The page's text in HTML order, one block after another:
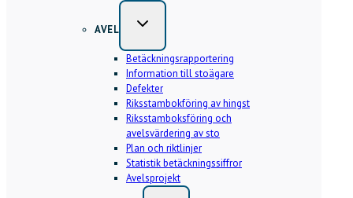
AVEL
Betäckningsrapportering
Information till stoägare
Defekter
Riksstambokföring av hingst
Riksstamboksföring och
avelsvärdering av sto
Plan och riktlinjer
Statistik betäckningssiffror
Avelsprojekt